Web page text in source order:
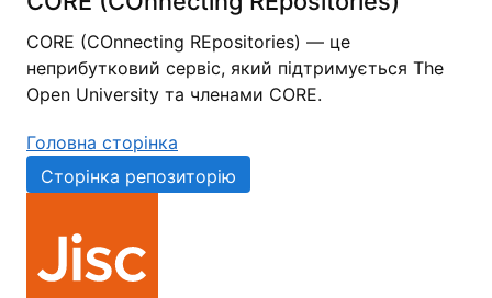
CORE (COnnecting REpositories) — це
неприбутковий сервіс, який підтримується The
Open University та членами CORE.
Головна сторінка
Сторінка репозиторію